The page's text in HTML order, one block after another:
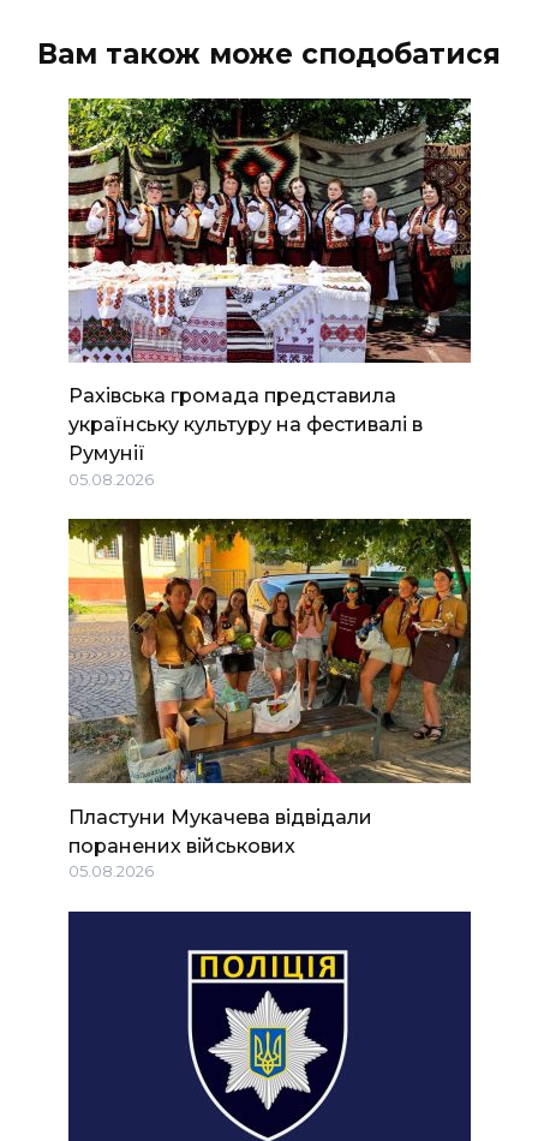
Вам також може сподобатися
Рахівська громада представила
українську культуру на фестивалі в
Румунії
05.08.2026
Пластуни Мукачева відвідали
поранених військових
05.08.2026